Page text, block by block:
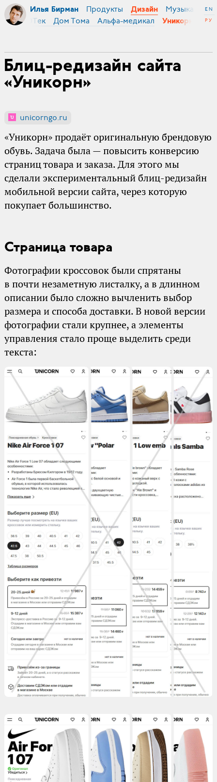
Илья Бирман Продукты Дизайн Музыка
EN
РУ
500Тек Дом Тома Альфа-медикал Уникорн
Блиц-редизайн сайта
«Уникорн»
unicorngo.ru
«Уникорн» продаёт оригинальную брендовую
обувь. Задача была — повысить конверсию
страниц товара и заказа. Для этого мы
сделали экспериментальный блиц-редизайн
мобильной версии сайта, через которую
покупает большинство.
Страница товара
Фотографии кроссовок были спрятаны
в почти незаметную листалку, а в длинном
описании было сложно вычленить выбор
размера и способа доставки. В новой версии
фотографии стали крупнее, а элементы
управления стало проще выделить среди
текста: